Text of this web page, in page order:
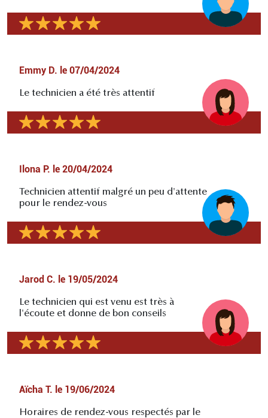
Emmy D. le 07/04/2024
Le technicien a été très attentif
Ilona P. le 20/04/2024
Technicien attentif malgré un peu d'attente
pour le rendez-vous
Jarod C. le 19/05/2024
Le technicien qui est venu est très à
l'écoute et donne de bon conseils
Aïcha T. le 19/06/2024
Horaires de rendez-vous respectés par le